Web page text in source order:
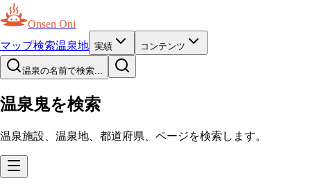
Onsen Oni
マップ検索温泉地 実績 コンテンツ
温泉の名前で検索...
温泉鬼を検索
温泉施設、温泉地、都道府県、ページを検索します。